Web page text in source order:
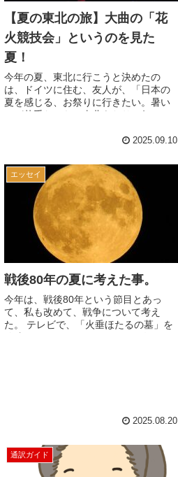
【夏の東北の旅】大曲の「花
火競技会」というのを見た
夏！
今年の夏、東北に行こうと決めたの
は、ドイツに住む、友人が、「日本の
夏を感じる、お祭りに行きたい。暑い
のが苦手だから、東北あたりに何かい
トが出た事だった。 東北の夏の３大祭
2025.09.10
エッセイ
戦後80年の夏に考えた事。
今年は、戦後80年という節目とあっ
て、私も改めて、戦争について考え
た。 テレビで、「火垂ほたるの墓」を
2025.08.20
通訳ガイド